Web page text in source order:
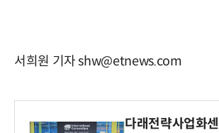
서희원 기자 shw@etnews.com
다래전략사업화